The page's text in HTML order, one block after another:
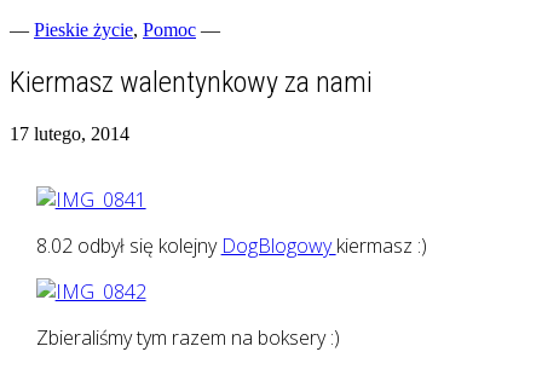
zgranestado.pl
— Pieskie życie, Pomoc —
Kiermasz walentynkowy za nami
17 lutego, 2014
8.02 odbył się kolejny DogBlogowykiermasz :)
Zbieraliśmy tym razem na boksery :)